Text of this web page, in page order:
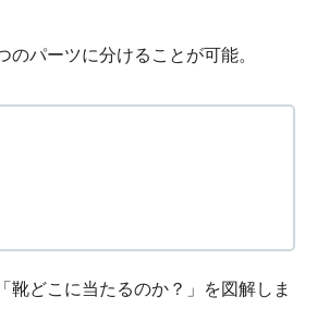
のパーツに分けることが可能。
靴どこに当たるのか？」を図解しま